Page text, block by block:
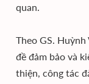
quan.
Theo GS.
đề đảm bảo và
thiện, công tác